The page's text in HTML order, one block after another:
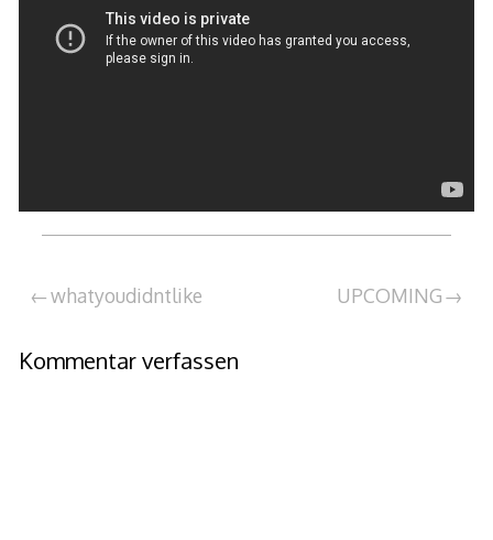
Beitragsnavigation
whatyoudidntlike UPCOMING
Kommentar verfassen